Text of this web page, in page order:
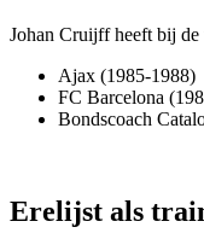
Johan Cruijff heeft bij de
Ajax (1985-1988)
FC Barcelona
Bondscoach
Erelijst als